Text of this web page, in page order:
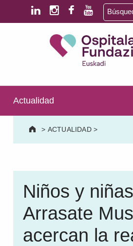
Saltar al contenido principal
Saltar al pie de página
Actualidad
> ACTUALIDAD>
Niños y niñas
Arrasate
acercan la